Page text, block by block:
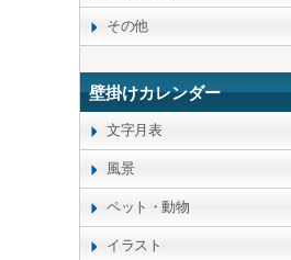
その他
壁掛けカレンダー
文字月表
風景
ペット・動物
イラスト